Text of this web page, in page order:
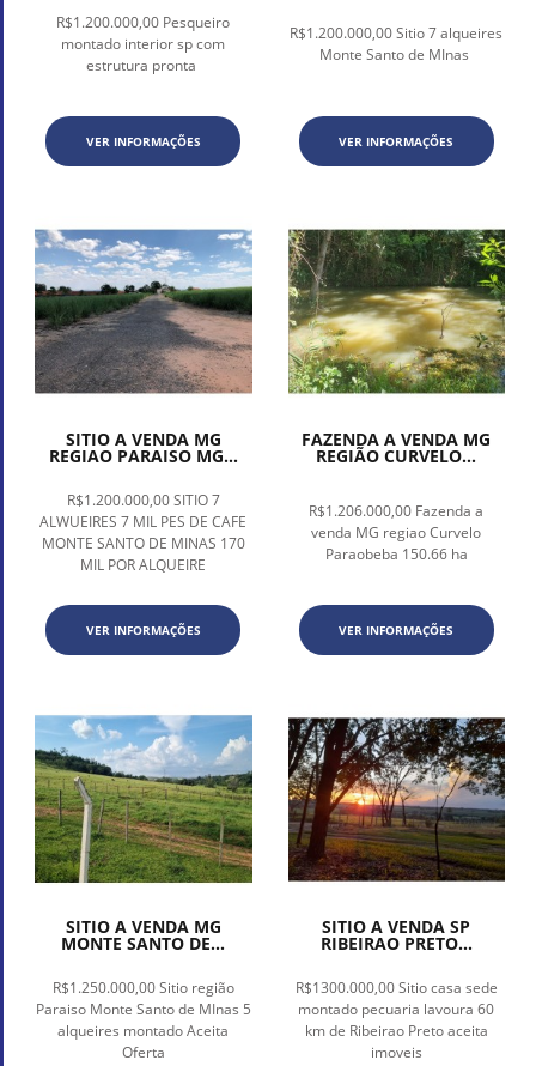
R$1.200.000,00 Pesqueiro
montado interior sp com
estrutura pronta
VER INFORMAÇÕES
R$1.200.000,00 Sitio 7 alqueires
Monte Santo de MInas
VER INFORMAÇÕES
SITIO A VENDA MG
REGIAO PARAISO MG...
R$1.200.000,00 SITIO 7
ALWUEIRES 7 MIL PES DE CAFE
MONTE SANTO DE MINAS 170
MIL POR ALQUEIRE
VER INFORMAÇÕES
FAZENDA A VENDA MG
REGIÃO CURVELO...
R$1.206.000,00 Fazenda a
venda MG regiao Curvelo
Paraobeba 150.66 ha
VER INFORMAÇÕES
SITIO A VENDA MG
MONTE SANTO DE...
R$1.250.000,00 Sitio região
Paraiso Monte Santo de MInas 5
alqueires montado Aceita
Oferta
SITIO A VENDA SP
RIBEIRAO PRETO...
R$1300.000,00 Sitio casa sede
montado pecuaria lavoura 60
km de Ribeirao Preto aceita
imoveis